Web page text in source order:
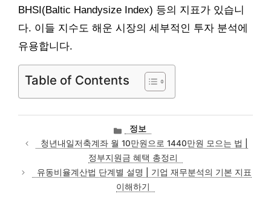
BHSI(Baltic Handysize Index) 등의 지표가 있습니
다. 이들 지수도 해운 시장의 세부적인 투자 분석에
유용합니다.
Table of Contents
카
테
고
리
정보
청년내일저축계좌 월 10만원으로 1440만원 모으는 법 |
정부지원금 혜택 총정리
유동비율계산법 단계별 설명 | 기업 재무분석의 기본 지표
이해하기